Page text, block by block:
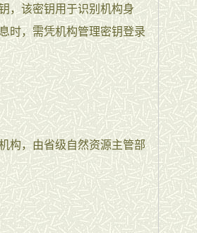
，该密钥用于识别机构身
时，需凭机构管理密钥登录
构，由省级自然资源主管部